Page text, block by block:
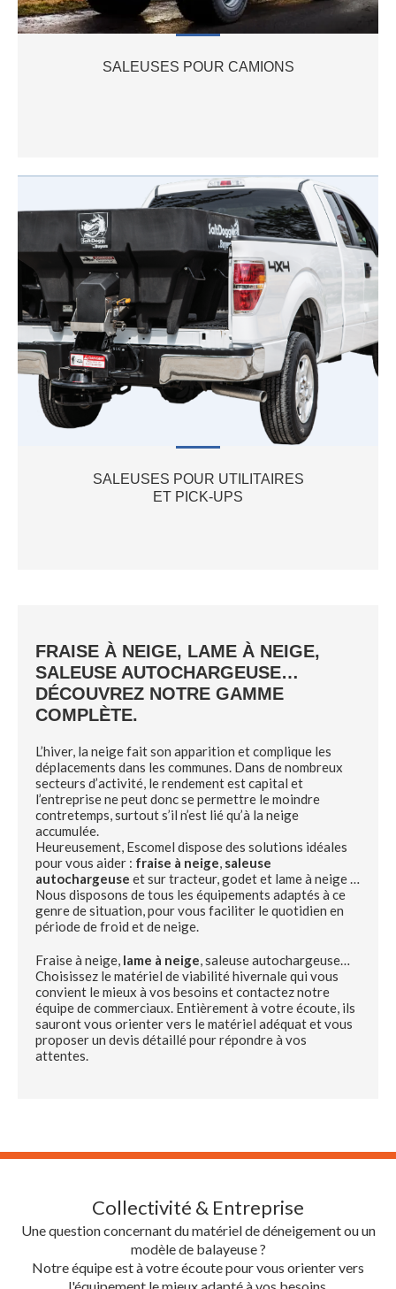
SALEUSES POUR CAMIONS
SALEUSES POUR UTILITAIRES
ET PICK-UPS
FRAISE À NEIGE, LAME À NEIGE,
SALEUSE AUTOCHARGEUSE…
DÉCOUVREZ NOTRE GAMME
COMPLÈTE.
L’hiver, la neige fait son apparition et complique les
déplacements dans les communes. Dans de nombreux
secteurs d’activité, le rendement est capital et
l’entreprise ne peut donc se permettre le moindre
contretemps, surtout s’il n’est lié qu’à la neige
accumulée.
Heureusement, Escomel dispose des solutions idéales
pour vous aider : fraise à neige, saleuse
autochargeuse et sur tracteur, godet et lame à neige …
Nous disposons de tous les équipements adaptés à ce
genre de situation, pour vous faciliter le quotidien en
période de froid et de neige.
Fraise à neige, lame à neige, saleuse autochargeuse…
Choisissez le matériel de viabilité hivernale qui vous
convient le mieux à vos besoins et contactez notre
équipe de commerciaux. Entièrement à votre écoute, ils
sauront vous orienter vers le matériel adéquat et vous
proposer un devis détaillé pour répondre à vos
attentes.
Collectivité & Entreprise
Une question concernant du matériel de déneigement ou un
modèle de balayeuse ?
Notre équipe est à votre écoute pour vous orienter vers